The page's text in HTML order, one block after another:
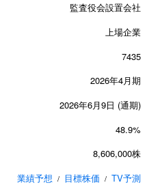
監査役会設置会社
上場企業
7435
2026年4月期
2026年6月9日 (通期)
48.9%
8,606,000株
業績予想 / 目標株価 / TV予測